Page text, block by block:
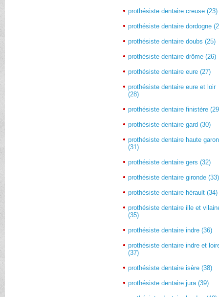
prothésiste dentaire creuse (23)
prothésiste dentaire dordogne
prothésiste dentaire doubs (25)
prothésiste dentaire drôme (26)
prothésiste dentaire eure (27)
prothésiste dentaire eure et loir
(28)
prothésiste dentaire finistère
prothésiste dentaire gard (30)
prothésiste dentaire haute
(31)
prothésiste dentaire gers (32)
prothésiste dentaire gironde (33)
prothésiste dentaire hérault (34)
prothésiste dentaire ille et
(35)
prothésiste dentaire indre (36)
prothésiste dentaire indre et
(37)
prothésiste dentaire isère (38)
prothésiste dentaire jura (39)